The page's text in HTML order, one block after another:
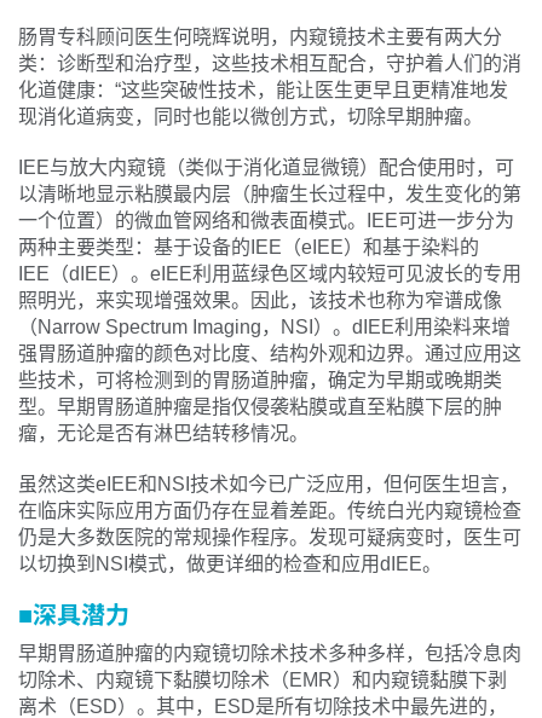
肠胃专科顾问医生何晓辉说明，内窥镜技术主要有两大分
类：诊断型和治疗型，这些技术相互配合，守护着人们的消
化道健康：“这些突破性技术，能让医生更早且更精准地发
现消化道病变，同时也能以微创方式，切除早期肿瘤。
IEE与放大内窥镜（类似于消化道显微镜）配合使用时，可
以清晰地显示粘膜最内层（肿瘤生长过程中，发生变化的第
一个位置）的微血管网络和微表面模式。IEE可进一步分为
两种主要类型：基于设备的IEE（eIEE）和基于染料的
IEE（dIEE）。eIEE利用蓝绿色区域内较短可见波长的专用
照明光，来实现增强效果。因此，该技术也称为窄谱成像
（Narrow Spectrum Imaging，NSI）。dIEE利用染料来增
强胃肠道肿瘤的颜色对比度、结构外观和边界。通过应用这
些技术，可将检测到的胃肠道肿瘤，确定为早期或晚期类
型。早期胃肠道肿瘤是指仅侵袭粘膜或直至粘膜下层的肿
瘤，无论是否有淋巴结转移情况。
虽然这类eIEE和NSI技术如今已广泛应用，但何医生坦言，
在临床实际应用方面仍存在显着差距。传统白光内窥镜检查
仍是大多数医院的常规操作程序。发现可疑病变时，医生可
以切换到NSI模式，做更详细的检查和应用dIEE。
■深具潜力
早期胃肠道肿瘤的内窥镜切除术技术多种多样，包括冷息肉
切除术、内窥镜下黏膜切除术（EMR）和内窥镜黏膜下剥
离术（ESD）。其中，ESD是所有切除技术中最先进的，